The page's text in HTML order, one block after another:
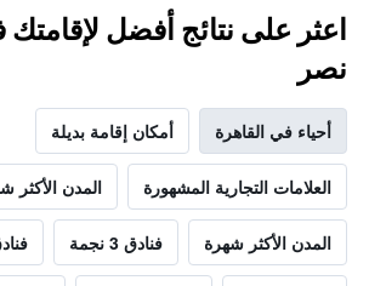
اعثر على نتائج أفضل
نصر
أحياء في القاهرة أمكان إقامة بديلة
العلامات التجارية المشهورة المدن الأكثر
المدن الأكثر شهرة فنادق 3 نجمة فنادق 4